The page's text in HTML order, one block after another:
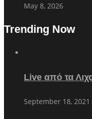
May 8, 2026
Trending Now
Live από τα
September 18, 2021